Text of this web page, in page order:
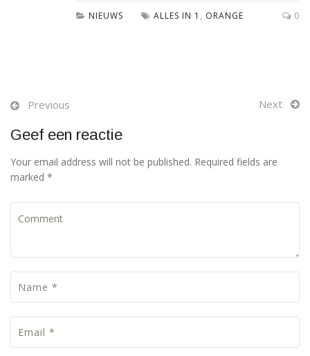
NIEUWS ALLES IN 1 , ORANGE 0
Previous Next
Geef een reactie
Your email address will not be published. Required fields are
marked *